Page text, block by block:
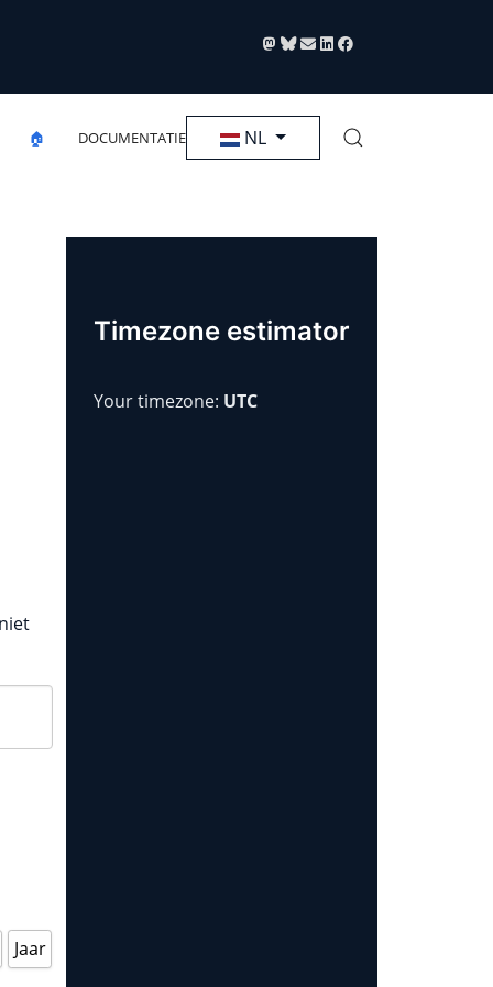
🏠 DOCUMENTATIESelecteer de taal
NL
Jaar
Timezone estimator
Your timezone: UTC